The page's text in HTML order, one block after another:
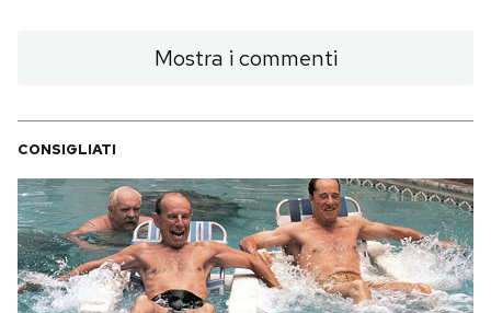
Mostra i commenti
CONSIGLIATI